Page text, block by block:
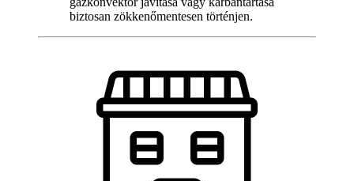
biztosan zökkenőmentesen történjen.